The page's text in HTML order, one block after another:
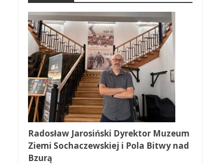
Radosław Jarosiński Dyrektor Muzeum
Ziemi Sochaczewskiej i Pola Bitwy nad
Bzurą